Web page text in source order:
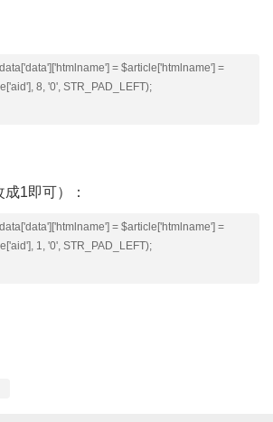
= $article['htmlname'] =
8, '0', STR_PAD_LEFT);
1即可）：
= $article['htmlname'] =
1, '0', STR_PAD_LEFT);